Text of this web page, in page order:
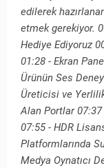
edilerek
etmek gerekiyor.
Hediye Ediyoruz
01:28 - Ekran
Ürünün Ses
Üreticisi ve
Alan Portlar
07:55 - HDR
Platformlarında
Medya Oynatıcı